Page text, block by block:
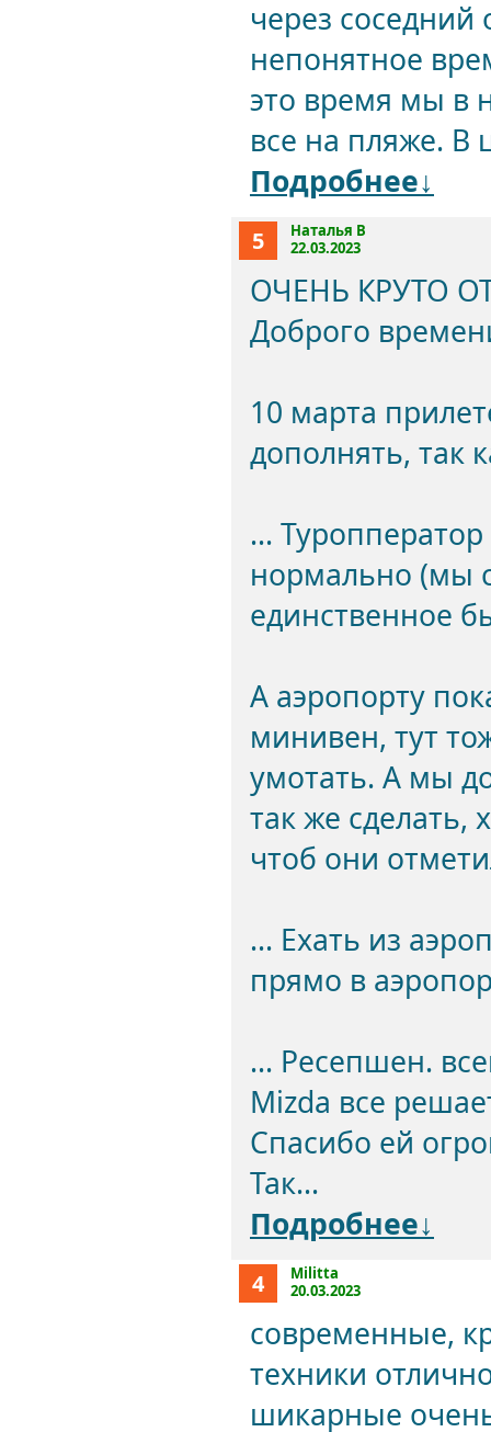
через соседний
непонятное
это время мы в
все на пляже. В
Подробнее↓
5
Наталья В
22.03.2023
ОЧЕНЬ КРУТО
Доброго
10 марта
дополнять, так
...
нормально (мы
единственное
А аэропорту
минивен, тут
умотать. А мы
так же сделать,
чтоб они
... Ехать из
прямо в
... Ресепшен.
Mizda все
Спасибо ей
Так...
Подробнее↓
4
Militta
20.03.2023
современные,
техники
шикарные